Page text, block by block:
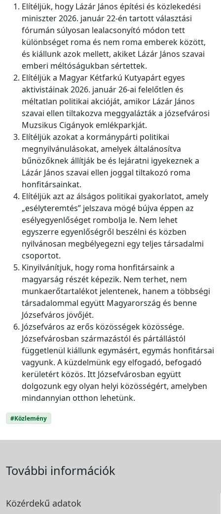
Elítéljük, hogy Lázár János építési és közlekedési
miniszter 2026. január 22-én tartott választási
fórumán súlyosan lealacsonyító módon tett
különbséget roma és nem roma emberek között,
és kiállunk azok mellett, akiket Lázár János szavai
emberi méltóságukban sértettek.
Elítéljük a Magyar Kétfarkú Kutyapárt egyes
aktivistáinak 2026. január 26-ai felelőtlen és
méltatlan politikai akcióját, amikor Lázár János
szavai ellen tiltakozva meggyalázták a józsefvárosi
Muzsikus Cigányok emlékparkját.
Elítéljük azokat a kormánypárti politikai
megnyilvánulásokat, amelyek általánosítva
bűnözőknek állítják be és lejáratni igyekeznek a
Lázár János szavai ellen joggal tiltakozó roma
honfitársainkat.
Elítéljük azt az álságos politikai gyakorlatot, amely
„esélyteremtés” jelszava mögé bújva éppen az
esélyegyenlőséget rombolja le. Nem lehet
egyszerre egyenlőségről beszélni és közben
nyilvánosan megbélyegezni egy teljes társadalmi
csoportot.
Kinyilvánítjuk, hogy roma honfitársaink a
magyarság részét képezik. Nem terhet, nem
munkaerőtartalékot jelentenek, hanem a többségi
társadalommal együtt Magyarország és benne
Józsefváros jövőjét.
Józsefváros az erős közösségek közössége.
Józsefvárosban származástól és pártállástól
függetlenül kiállunk egymásért, egymás honfitársai
vagyunk. A küzdelmünk egy elfogadó, befogadó
kerületért közös. Itt Józsefvárosban együtt
dolgozunk egy olyan helyi közösségért, amelyben
mindannyian otthon lehetünk.
#Közlemény
További információk
Közérdekű adatok